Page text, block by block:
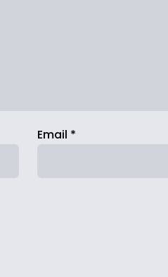
Email *